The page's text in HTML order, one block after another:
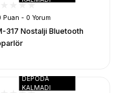
Puan - 0 Yorum
317 Nostalji Bluetooth
DEPODA
KALMADI